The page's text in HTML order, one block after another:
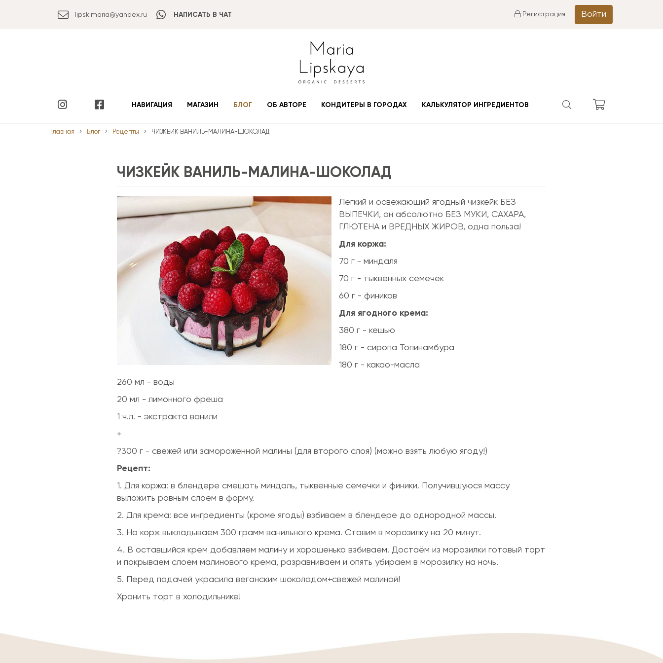
lipsk.maria@yandex.ru НАПИСАТЬ В ЧАТ Регистрация Войти
НАВИГАЦИЯ МАГАЗИН БЛОГ ОБ АВТОРЕ КОНДИТЕРЫ В ГОРОДАХ КАЛЬКУЛЯТОР ИНГРЕДИЕНТОВ
Главная Блог Рецепты ЧИЗКЕЙК ВАНИЛЬ-МАЛИНА-ШОКОЛАД
ЧИЗКЕЙК ВАНИЛЬ-МАЛИНА-ШОКОЛАД
Легкий и освежающий ягодный чизкейк БЕЗ
ВЫПЕЧКИ, он абсолютно БЕЗ МУКИ, САХАРА,
ГЛЮТЕНА и ВРЕДНЫХ ЖИРОВ, одна польза!
Для коржа:
70 г - миндаля
70 г - тыквенных семечек
60 г - фиников
Для ягодного крема:
380 г - кешью
180 г - сиропа Топинамбура
180 г - какао-масла
260 мл - воды
20 мл - лимонного фреша
1 ч.л. - экстракта ванили
+
?300 г - свежей или замороженной малины (для второго слоя) (можно взять любую ягоду!)
Рецепт:
1. Для коржа: в блендере смешать миндаль, тыквенные семечки и финики. Получившуюся массу
выложить ровным слоем в форму.
2. Для крема: все ингредиенты (кроме ягоды) взбиваем в блендере до однородной массы.
3. На корж выкладываем 300 грамм ванильного крема. Ставим в морозилку на 20 минут.
4. В оставшийся крем добавляем малину и хорошенько взбиваем. Достаём из морозилки готовый торт
и покрываем слоем малинового крема, разравниваем и опять убираем в морозилку на ночь.
5. Перед подачей украсила веганским шоколадом+свежей малиной!
Хранить торт в холодильнике!